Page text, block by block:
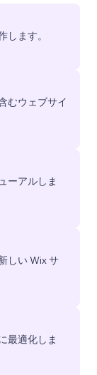
ます。
むウェブサイ
ーアルしま
しい Wix サ
最適化しま